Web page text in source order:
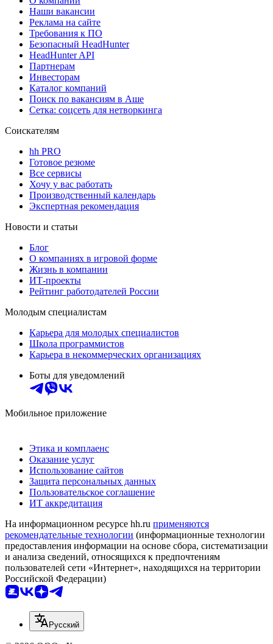
Наши вакансии
Реклама на сайте
Требования к ПО
Безопасный HeadHunter
HeadHunter API
Партнерам
Инвесторам
Каталог компаний
Поиск по вакансиям в Аше
Сетка: соцсеть для нетворкинга
Соискателям
hh PRO
Готовое резюме
Все сервисы
Хочу у вас работать
Производственный календарь
Экспертная рекомендация
Новости и статьи
Блог
О компаниях в игровой форме
Жизнь в компании
ИТ-проекты
Рейтинг работодателей России
Молодым специалистам
Карьера для молодых специалистов
Школа программистов
Карьера в некоммерческих организациях
Боты для уведомлений
Мобильное приложение
Этика и комплаенс
Оказание услуг
Использование сайтов
Защита персональных данных
Пользовательское соглашение
ИТ аккредитация
На информационном ресурсе hh.ru применяются
рекомендательные технологии (информационные технологии
предоставления информации на основе сбора, систематизации
и анализа сведений, относящихся к предпочтениям
пользователей сети «Интернет», находящихся на территории
Российской Федерации)
Русский